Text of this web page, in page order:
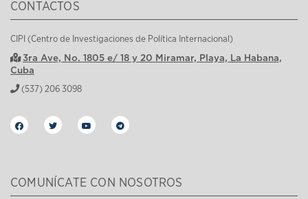
CONTACTOS
CIPI (Centro de Investigaciones de Política Internacional)
3ra Ave, No. 1805 e/ 18 y 20 Miramar, Playa, La Habana,
Cuba
(537) 206 3098
COMUNÍCATE CON NOSOTROS